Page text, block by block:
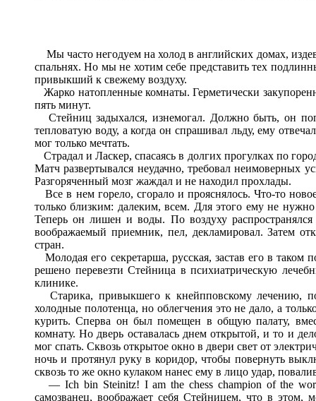
Мы часто негодуем на холод в английских домах,
спальнях. Но мы не хотим себе представить тех
привыкший к свежему воздуху.
Жарко натопленные комнаты. Герметически
пять минут.
Стейниц задыхался, изнемогал. Должно быть, он
тепловатую воду, а когда он спрашивал льду, ему
мог только мечтать.
Страдал и Ласкер, спасаясь в долгих прогулках по
Матч развертывался неудачно, требовал неимоверных
Разгоряченный мозг жаждал и не находил прохлады.
Все в нем горело, сгорало и прояснялось. Что-то
только близким: далеким, всем. Для этого ему не
Теперь он лишен и воды. По воздуху
воображаемый приемник, пел, декламировал. Затем
стран.
Молодая его секретарша, русская, застав его в таком
решено перевезти Стейница в психиатрическую
клинике.
Старика, привыкшего к кнейпповскому лечению,
холодные полотенца, но облегчения это не дало, а
курить. Сперва он был помещен в общую палату,
комнату. Но дверь оставалась днем открытой, и то и
мог спать. Сквозь открытое окно в двери свет от
ночь и протянул руку в коридор, чтобы повернуть
сквозь то же окно кулаком нанес ему в лицо удар,
— Ich bin Steinitz! I am the chess champion of the
самозванец, воображает себя Стейницем, что в